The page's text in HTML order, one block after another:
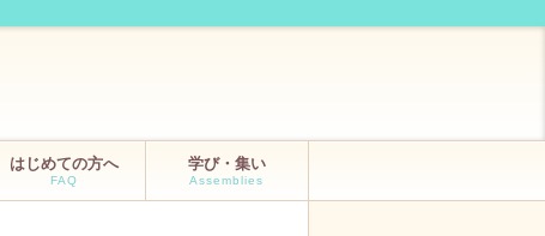
はじめての方へ
FAQ
学び・集い
Assemblies